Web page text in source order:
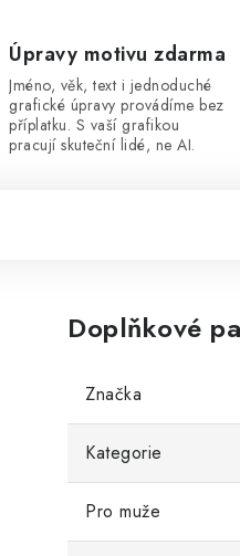
Úpravy motivu zdarma
Jméno, věk, text i jednoduché
grafické úpravy provádíme bez
příplatku. S vaší grafikou
pracují skuteční lidé, ne AI.
Doplňkové
Značka
Kategorie
Pro muže